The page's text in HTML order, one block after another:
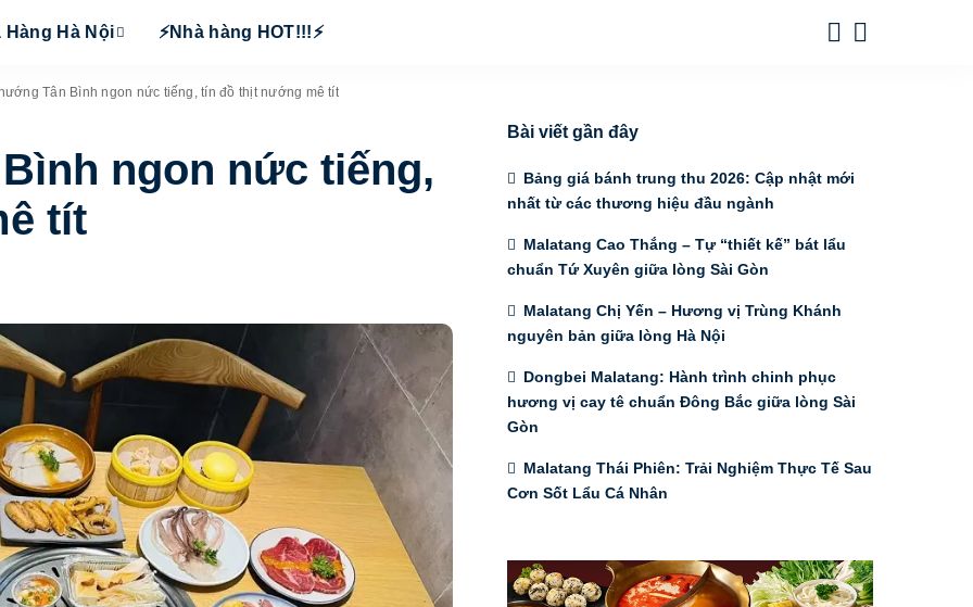
Hàng Hà Nội ⚡Nhà hàng HOT!!!⚡
Tân Bình ngon nức tiếng, tín đồ thịt nướng mê tít
ngon nức tiếng,
tít
Bài viết gần đây
Bảng giá bánh trung thu 2026: Cập nhật mới
nhất từ các thương hiệu đầu ngành
Malatang Cao Thắng – Tự “thiết kế” bát lẩu
chuẩn Tứ Xuyên giữa lòng Sài Gòn
Malatang Chị Yến – Hương vị Trùng Khánh
nguyên bản giữa lòng Hà Nội
Dongbei Malatang: Hành trình chinh phục
hương vị cay tê chuẩn Đông Bắc giữa lòng Sài
Gòn
Malatang Thái Phiên: Trải Nghiệm Thực Tế Sau
Cơn Sốt Lẩu Cá Nhân